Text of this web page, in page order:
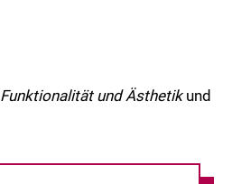
Funktionalität und Ästhetikund